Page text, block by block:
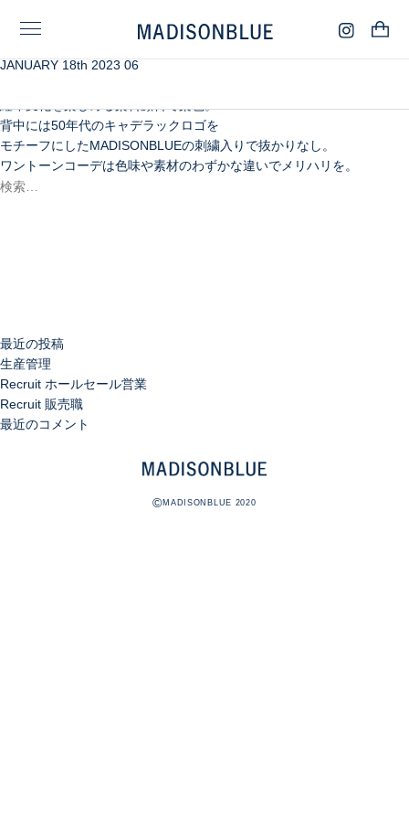
JANUARY 18th 2023 06
スウィングトップやゴルフジャケットを参考にした
背中には50年代のキャデラックロゴを
モチーフにしたMADISONBLUEの刺繍入りで抜かりなし。
ワントーンコーデは色味や素材のわずかな違いでメリハリを。
検
最近の投稿
生産管理
Recruit ホールセール営業
Recruit 販売職
最近のコメント
©MADISONBLUE 2020